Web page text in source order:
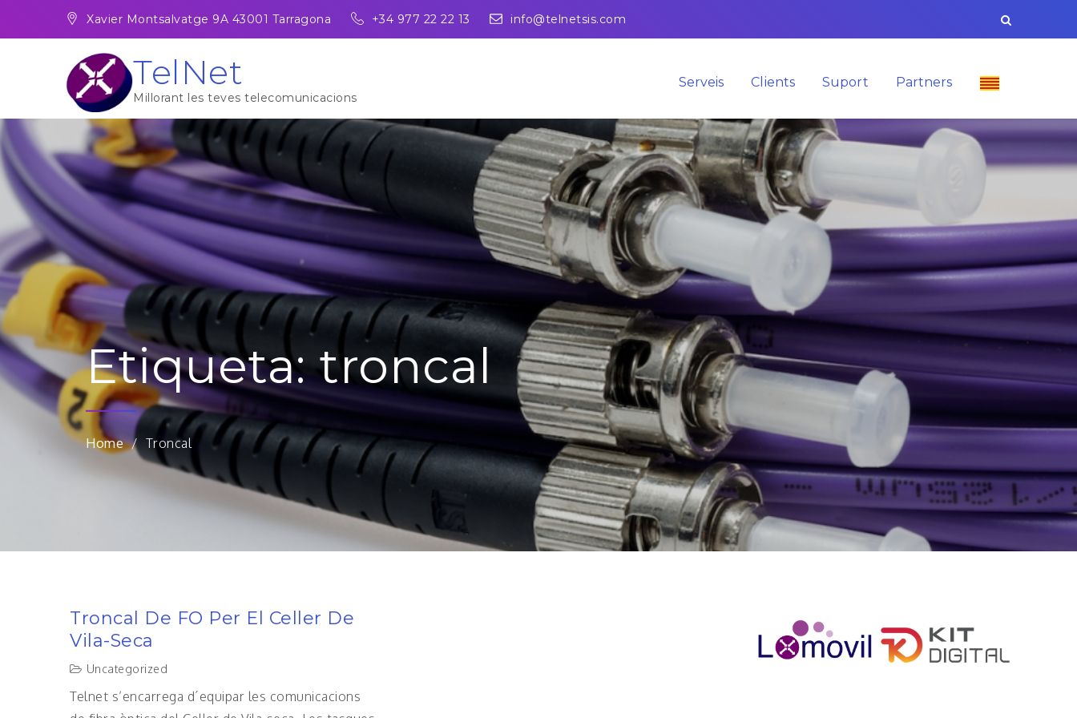
Xavier Montsalvatge 9A 43001 Tarragona +34 977 22 22 13 info@telnetsis.com
TelNet
Millorant les teves telecomunicacions
Serveis Clients Suport Partners
Etiqueta:troncal
Home Troncal
Troncal De FO Per El Celler De
Vila-Seca
Uncategorized
Telnet s’encarrega d´equipar les comunicacions